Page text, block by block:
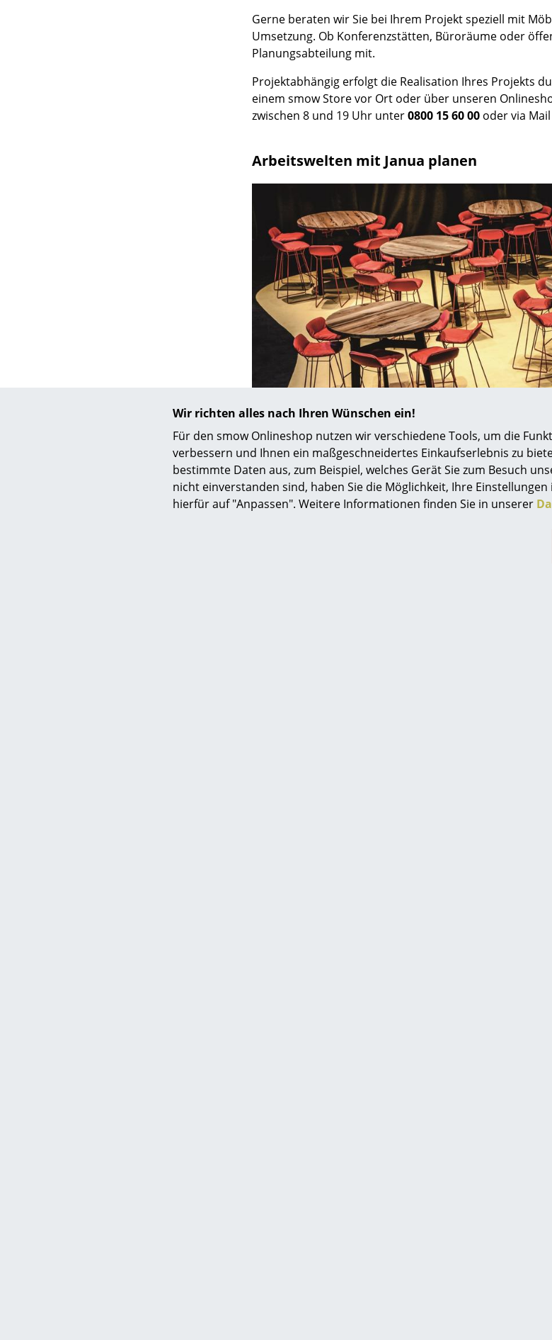
Wir richten alles nach Ihren Wünschen ein!
Für den smow Onlineshop nutzen wir verschiedene Tools, um die
verbessern und Ihnen ein maßgeschneidertes Einkaufserlebnis zu
bestimmte Daten aus, zum Beispiel, welches Gerät Sie zum Besuch
nicht einverstanden sind, haben Sie die Möglichkeit, Ihre
hierfür auf "Anpassen". Weitere Informationen finden Sie in unserer
Service
Kontakt
Rückgabe & Umtausch
Unsere Vorteile auf einen Blick
Datenschutz
Einen Suchbegriff eingeben
Gerne beraten wir Sie bei Ihrem Projekt speziell mit
Umsetzung. Ob Konferenzstätten, Büroräume oder
Planungsabteilung mit.
Projektabhängig erfolgt die Realisation Ihres Projekts
einem smow Store vor Ort oder über unseren
zwischen 8 und 19 Uhr unter0800 15 60 00 oder via
Arbeitswelten mit Janua planen